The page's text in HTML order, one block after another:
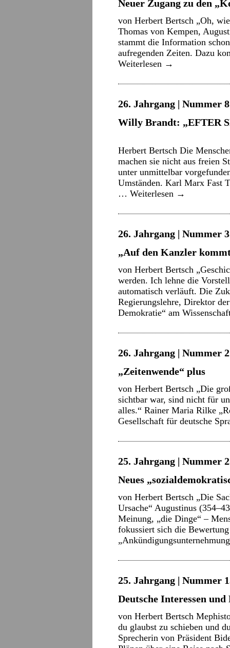
Neuer Zugang zu den
von Herbert Bertsch „Oh,
Thomas von Kempen,
stammt die Information
aufregenden Zeiten. Dazu
Weiterlesen →
26. Jahrgang | Nummer
Willy Brandt: „EFTER
Herbert Bertsch Die
machen sie nicht aus freien
unter unmittelbar
Umständen. Karl Marx Fast
… Weiterlesen →
26. Jahrgang | Nummer
„Auf den Kanzler
von Herbert Bertsch
werden. Ich lehne die
automatisch verläuft. Die
Regierungslehre, Direktor
Demokratie“ am
26. Jahrgang | Nummer
„Zeitenwende“ plus
von Herbert Bertsch „Die
sichtbar war, sind nicht für
alles.“ Rainer Maria Rilke
Gesellschaft für deutsche
25. Jahrgang | Nummer
Neues
von Herbert Bertsch „Die
Ursache“ Augustinus
Meinung, „die Dinge“ –
fokussiert sich die
25. Jahrgang | Nummer
Deutsche Interessen und
von Herbert Bertsch
du glaubst zu schieben und
Sprecherin von Präsident